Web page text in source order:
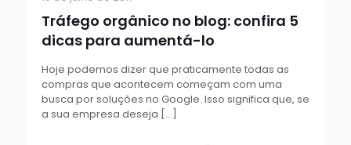
Tráfego orgânico no blog: confira 5
dicas para aumentá-lo
Hoje podemos dizer que praticamente todas as
compras que acontecem começam com uma
busca por soluções no Google. Isso significa que, se
a sua empresa deseja […]